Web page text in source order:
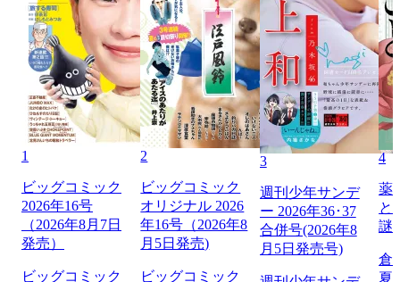
1
ビッグコミック
2026年16号
（2026年8月7日
発売）
ビッグコミック
2
ビッグコミック
オリジナル 2026
年16号（2026年8
月5日発売)
ビッグコミック
3
週刊少年サンデ
ー 2026年36･37
合併号(2026年8
月5日発売号)
4
薬
と
謎
倉
夏